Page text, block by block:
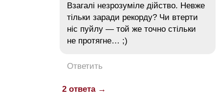
Взагалі незрозуміле дійство. Невже
тільки заради рекорду? Чи втерти
ніс пуйлу — той же точно стільки
не протягне… ;)
Ответить
2 ответа →